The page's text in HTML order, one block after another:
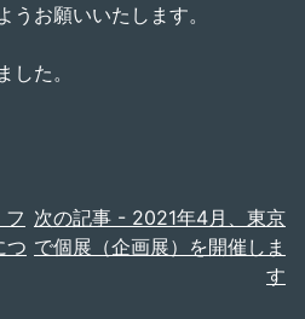
うお願いいたします。
た。
フ
つ
次の記事 - 2021年4月、東京
で個展（企画展）を開催しま
す